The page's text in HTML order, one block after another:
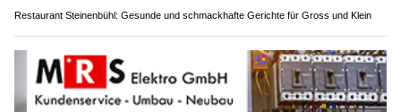
Restaurant Steinenbühl: Gesunde und schmackhafte Gerichte für Gross und Klein